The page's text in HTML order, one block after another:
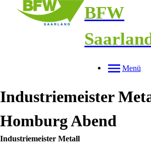
BFW
Menü
Industriemeister
Homburg Abend
Industriemeister Metall